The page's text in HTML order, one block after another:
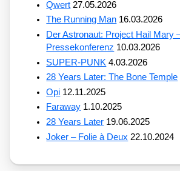
Qwert 27.05.2026
The Running Man 16.03.2026
Der Astronaut: Project Hail Mary
Pressekonferenz 10.03.2026
SUPER-PUNK 4.03.2026
28 Years Later: The Bone Temple
Opi 12.11.2025
Faraway 1.10.2025
28 Years Later 19.06.2025
Joker – Folie à Deux 22.10.2024